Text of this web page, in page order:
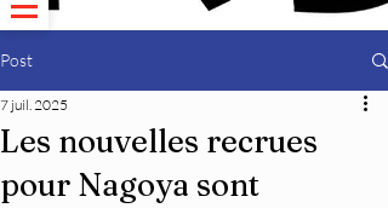
Post
Les nouvelles recrues
pour Nagoya sont
7 juil. 2025